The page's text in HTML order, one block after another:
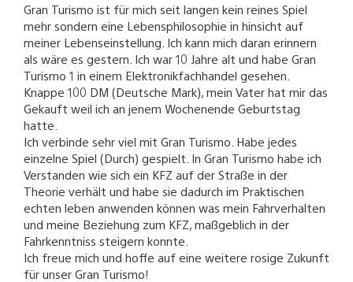
Gran Turismo ist für mich seit langen kein reines Spiel
mehr sondern eine Lebensphilosophie in hinsicht auf
meiner Lebenseinstellung. Ich kann mich daran erinnern
als wäre es gestern. Ich war 10 Jahre alt und habe Gran
Turismo 1 in einem Elektronikfachhandel gesehen.
Knappe 100 DM (Deutsche Mark), mein Vater hat mir das
Gekauft weil ich an jenem Wochenende Geburtstag
hatte.
Ich verbinde sehr viel mit Gran Turismo. Habe jedes
einzelne Spiel (Durch) gespielt. In Gran Turismo habe ich
Verstanden wie sich ein KFZ auf der Straße in der
Theorie verhält und habe sie dadurch im Praktischen
echten leben anwenden können was mein Fahrverhalten
und meine Beziehung zum KFZ, maßgeblich in der
Fahrkenntniss steigern konnte.
Ich freue mich und hoffe auf eine weitere rosige Zukunft
für unser Gran Turismo!